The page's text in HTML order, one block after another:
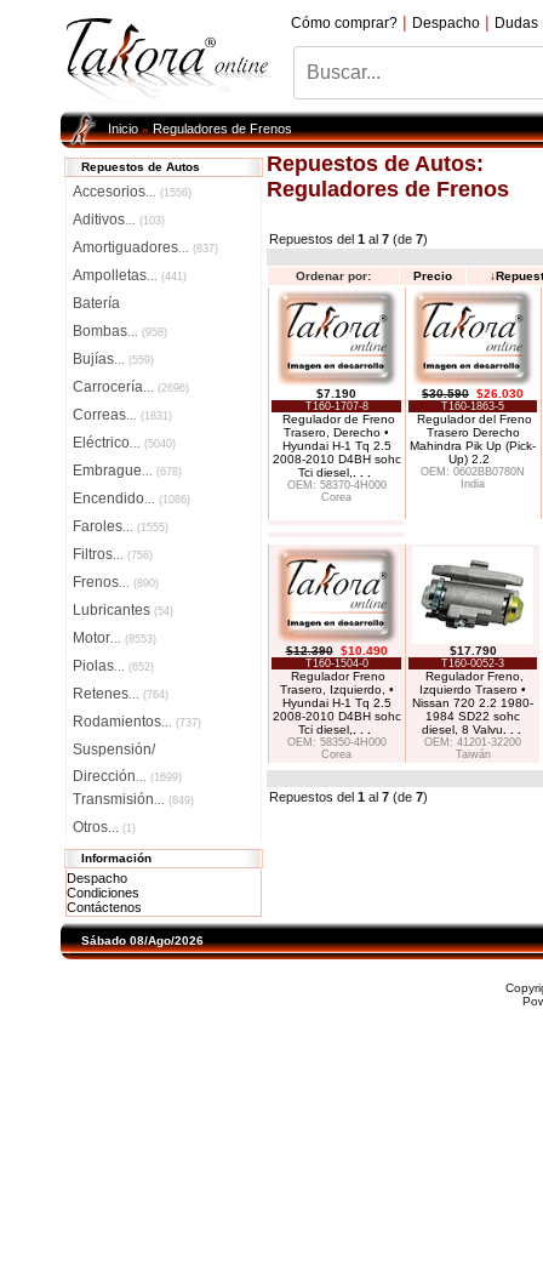
Cómo comprar? | Despacho | Dudas
Inicio»Reguladores de Frenos
Repuestos de Autos
Accesorios... (1556)
Aditivos... (103)
Amortiguadores... (837)
Ampolletas... (441)
Batería
Bombas... (958)
Bujías... (559)
Carrocería... (2696)
Correas... (1831)
Eléctrico... (5040)
Embrague... (678)
Encendido... (1086)
Faroles... (1555)
Filtros... (756)
Frenos... (890)
Lubricantes (54)
Motor... (8553)
Piolas... (652)
Retenes... (764)
Rodamientos... (737)
Suspensión/
Dirección... (1699)
Transmisión... (849)
Otros... (1)
Información
Despacho
Condiciones
Contáctenos
Repuestos de Autos:
Reguladores de Frenos
Repuestos del 1 al 7 (de 7)
Ordenar por: Precio ↓
$7.190
T160-1707-8
Regulador de Freno
Trasero, Derecho •
Hyundai H-1 Tq 2.5
2008-2010 D4BH sohc
Tci diesel,
OEM: 58370-4H000
Corea
$30.590 $26.030
T160-1863-5
Regulador del Freno
Trasero Derecho
Mahindra Pik Up (Pick-
Up) 2.2
OEM: 0602BB0780N
India
$12.390 $10.490
T160-1504-0
Regulador Freno
Trasero, Izquierdo, •
Hyundai H-1 Tq 2.5
2008-2010 D4BH sohc
Tci diesel,
OEM: 58350-4H000
Corea
$17.790
T160-0052-3
Regulador Freno,
Izquierdo Trasero •
Nissan 720 2.2 1980-
1984 SD22 sohc
diesel, 8 Valvu
OEM: 41201-32200
Taiwán
Repuestos del 1 al 7 (de 7)
Sábado 08/Ago/2026